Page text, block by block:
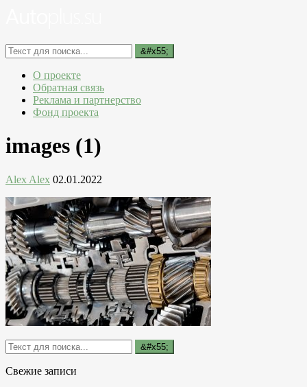
О проекте
Обратная связь
Реклама и партнерство
Фонд проекта
images (1)
Alex Alex 02.01.2022
Свежие записи